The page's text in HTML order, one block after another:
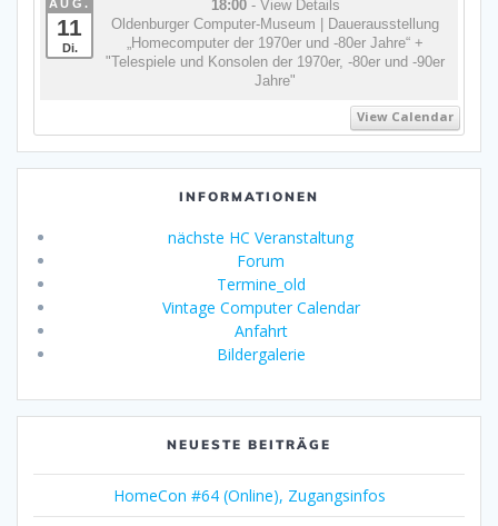
AUG.
11
Di.
18:00 - View Details
Oldenburger Computer-Museum | Dauerausstellung
„Homecomputer der 1970er und -80er Jahre“ +
"Telespiele und Konsolen der 1970er, -80er und -90er
Jahre"
View Calendar
INFORMATIONEN
nächste HC Veranstaltung
Forum
Termine_old
Vintage Computer Calendar
Anfahrt
Bildergalerie
NEUESTE BEITRÄGE
HomeCon #64 (Online), Zugangsinfos